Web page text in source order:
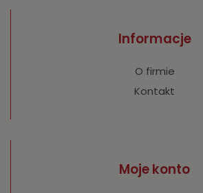
Informacje
O firmie
Kontakt
Moje konto